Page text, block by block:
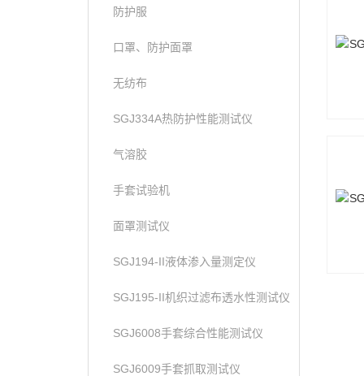
防护服
口罩、防护面罩
无纺布
SGJ334A热防护性能测试仪
气溶胶
手套试验机
面罩测试仪
SGJ194-II液体渗入量测定仪
SGJ195-II机织过滤布透水性测试仪
SGJ6008手套综合性能测试仪
SGJ6009手套抓取测试仪